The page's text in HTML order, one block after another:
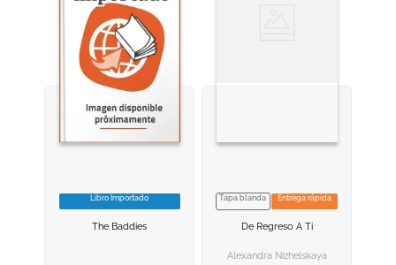
VER INFORMACION
Libro Importado
The Baddies
VER INFORMACION
Tapa blanda Entrega rápida
De Regreso A Ti
Alexandra Nizhelskaya